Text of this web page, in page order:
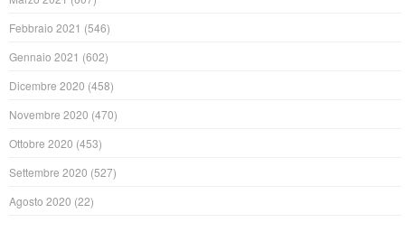
Febbraio 2021 (546)
Gennaio 2021 (602)
Dicembre 2020 (458)
Novembre 2020 (470)
Ottobre 2020 (453)
Settembre 2020 (527)
Agosto 2020 (22)